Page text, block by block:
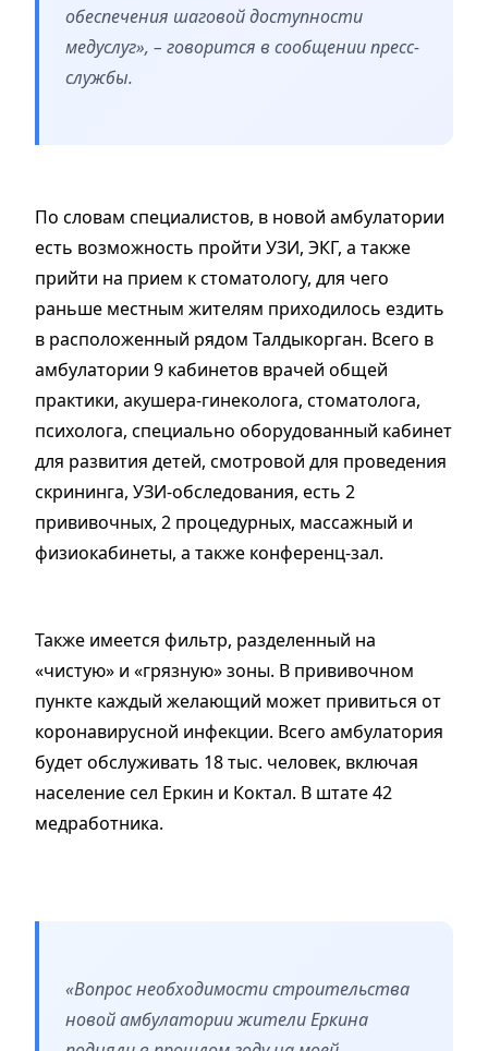
обеспечения шаговой доступности
медуслуг», – говорится в сообщении пресс-
службы.
По словам специалистов, в новой амбулатории
есть возможность пройти УЗИ, ЭКГ, а также
прийти на прием к стоматологу, для чего
раньше местным жителям приходилось ездить
в расположенный рядом Талдыкорган. Всего в
амбулатории 9 кабинетов врачей общей
практики, акушера-гинеколога, стоматолога,
психолога, специально оборудованный кабинет
для развития детей, смотровой для проведения
скрининга, УЗИ-обследования, есть 2
прививочных, 2 процедурных, массажный и
физиокабинеты, а также конференц-зал.
Также имеется фильтр, разделенный на
«чистую» и «грязную» зоны. В прививочном
пункте каждый желающий может привиться от
коронавирусной инфекции. Всего амбулатория
будет обслуживать 18 тыс. человек, включая
население сел Еркин и Коктал. В штате 42
медработника.
«Вопрос необходимости строительства
новой амбулатории жители Еркина